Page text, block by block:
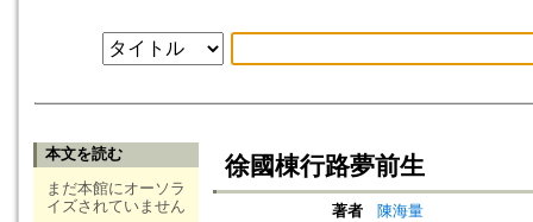
本文を読む
まだ本館にオーソラ
イズされていません
徐國棟行路夢前生
著者
陳海量